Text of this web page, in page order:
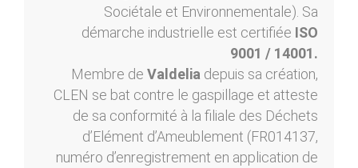
Sociétale et Environnementale). Sa
démarche industrielle est certifiée ISO
9001 / 14001.
Membre de Valdelia depuis sa création,
CLEN se bat contre le gaspillage et atteste
de sa conformité à la filiale des Déchets
d’Elément d’Ameublement (FR014137,
numéro d’enregistrement en application de